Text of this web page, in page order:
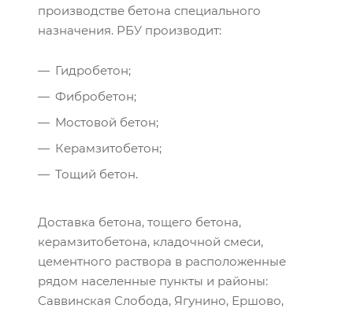
производстве бетона специального
назначения. РБУ производит:
Гидробетон;
Фибробетон;
Мостовой бетон;
Керамзитобетон;
Тощий бетон.
Доставка бетона, тощего бетона,
керамзитобетона, кладочной смеси,
цементного раствора в расположенные
рядом населенные пункты и районы:
Саввинская Слобода, Ягунино, Ершово,